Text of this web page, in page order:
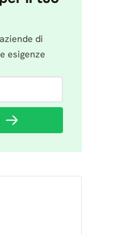
di
esigenze